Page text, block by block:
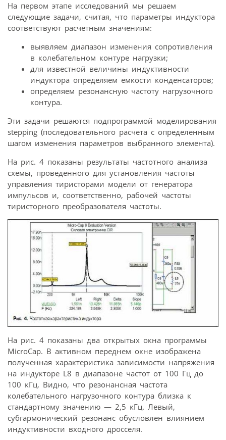
На первом этапе исследований мы решаем
следующие задачи, считая, что параметры индуктора
соответствуют расчетным значениям:
выявляем диапазон изменения сопротивления
в колебательном контуре нагрузки;
для известной величины индуктивности
индуктора определяем емкости конденсаторов;
определяем резонансную частоту нагрузочного
контура.
Эти задачи решаются подпрограммой моделирования
stepping (последовательного расчета с определенным
шагом изменения параметров выбранного элемента).
На рис. 4 показаны результаты частотного анализа
схемы, проведенного для установления частоты
управления тиристорами модели от генератора
импульсов и, соответственно, рабочей частоты
тиристорного преобразователя частоты.
На рис. 4 показаны два открытых окна программы
MicroCap. В активном переднем окне изображена
полученная характеристика зависимости напряжения
на индукторе L8 в диапазоне частот от 100 Гц до
100 кГц. Видно, что резонансная частота
колебательного нагрузочного контура близка к
стандартному значению — 2,5 кГц. Левый,
субгармонический резонанс обусловлен влиянием
индуктивности входного дросселя.